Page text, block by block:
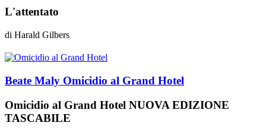
L'attentato
di Harald Gilbers
Beate Maly Omicidio al Grand Hotel
Omicidio al Grand Hotel NUOVA EDIZIONE
TASCABILE